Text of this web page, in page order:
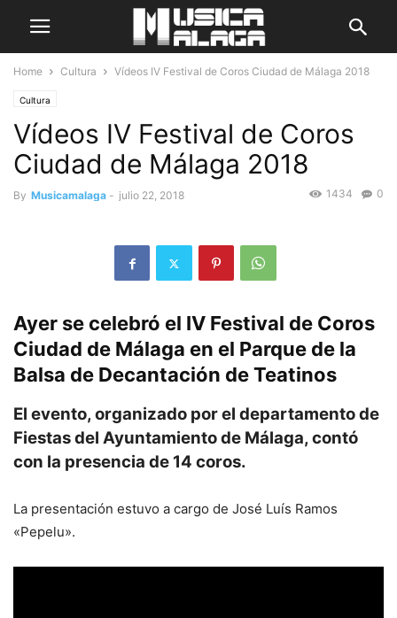
Home Cultura Vídeos IV Festival de Coros Ciudad de Málaga 2018
Cultura
Vídeos IV Festival de Coros
Ciudad de Málaga 2018
By Musicamalaga - julio 22, 2018 0
1434
Ayer se celebró el IV Festival de Coros
Ciudad de Málaga en el Parque de la
Balsa de Decantación de Teatinos
El evento, organizado por el departamento de
Fiestas del Ayuntamiento de Málaga, contó
con la presencia de 14 coros.
La presentación estuvo a cargo de José Luís Ramos
«Pepelu».